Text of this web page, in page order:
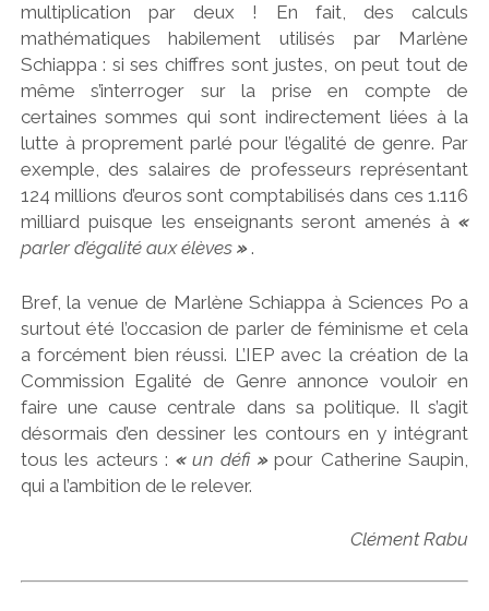
multiplication par deux ! En fait, des calculs
mathématiques habilement utilisés par Marlène
Schiappa : si ses chiffres sont justes, on peut tout de
même s’interroger sur la prise en compte de
certaines sommes qui sont indirectement liées à la
lutte à proprement parlé pour l’égalité de genre. Par
exemple, des salaires de professeurs représentant
124 millions d’euros sont comptabilisés dans ces 1.116
milliard puisque les enseignants seront amenés à «
parler d’égalité aux élèves ».
Bref, la venue de Marlène Schiappa à Sciences Po a
surtout été l’occasion de parler de féminisme et cela
a forcément bien réussi. L’IEP avec la création de la
Commission Egalité de Genre annonce vouloir en
faire une cause centrale dans sa politique. Il s’agit
désormais d’en dessiner les contours en y intégrant
tous les acteurs : « un défi »pour Catherine Saupin,
qui a l’ambition de le relever.
Clément Rabu